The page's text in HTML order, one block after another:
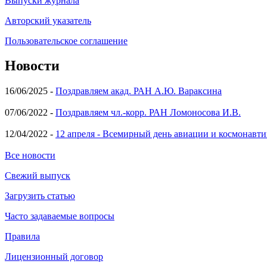
Авторский указатель
Пользовательское соглашение
Новости
16/06/2025 - Поздравляем акад. РАН А.Ю. Вараксина
07/06/2022 - Поздравляем чл.-корр. РАН Ломоносова И.В.
12/04/2022 - 12 апреля - Всемирный день авиации и
Все новости
Свежий выпуск
Загрузить статью
Часто задаваемые вопросы
Правила
Лицензионный договор